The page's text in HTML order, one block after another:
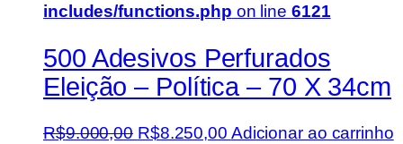
includes/functions.php on line 6121
500 Adesivos Perfurados
Eleição – Política – 70 X 34cm
R$9.000,00 O
R$8.250,00O
Adicionar ao carrinho